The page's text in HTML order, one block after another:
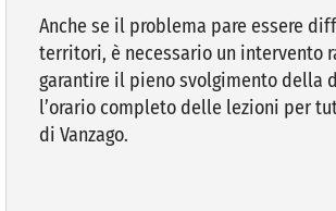
Anche se il problema pare essere
territori, è necessario un intervento
garantire il pieno svolgimento della
l’orario completo delle lezioni per
di Vanzago.